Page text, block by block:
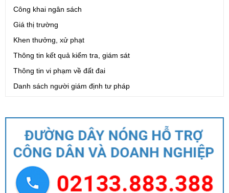
Công khai ngân sách
Giá thị trường
Khen thưởng, xử phạt
Thông tin kết quả kiểm tra, giám sát
Thông tin vi phạm về đất đai
Danh sách người giám định tư pháp